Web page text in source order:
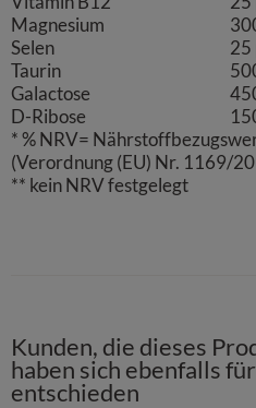
Werbung auf Drittseiten
zu gestalten. Bitte
teilweise an Dritte wie z.B.
Medien übertragen werden.
Magnesium
Selen
25
Taurin
Galactose
D-Ribose
* % NRV=
(Verordnung (EU) Nr. 1169/
** kein NRV festgelegt
Kunden, die dieses
haben sich ebenfalls
entschieden